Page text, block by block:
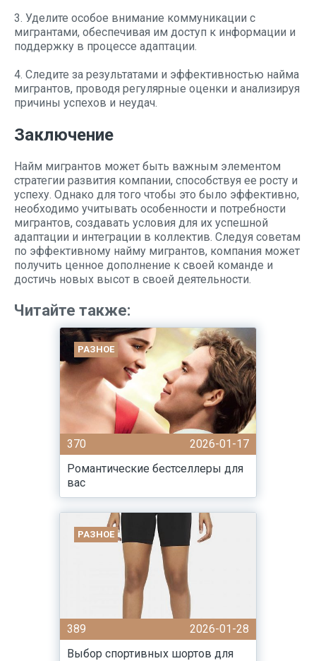
3. Уделите особое внимание коммуникации с
мигрантами, обеспечивая им доступ к информации и
поддержку в процессе адаптации.
4. Следите за результатами и эффективностью найма
мигрантов, проводя регулярные оценки и анализируя
причины успехов и неудач.
Заключение
Найм мигрантов может быть важным элементом
стратегии развития компании, способствуя ее росту и
успеху. Однако для того чтобы это было эффективно,
необходимо учитывать особенности и потребности
мигрантов, создавать условия для их успешной
адаптации и интеграции в коллектив. Следуя советам
по эффективному найму мигрантов, компания может
получить ценное дополнение к своей команде и
достичь новых высот в своей деятельности.
Читайте также:
РАЗНОЕ
370
2026-01-17
Романтические бестселлеры для
вас
РАЗНОЕ
389
2026-01-28
Выбор спортивных шортов для